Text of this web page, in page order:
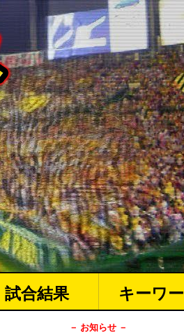
試合結果 キーワ
－ お知らせ －